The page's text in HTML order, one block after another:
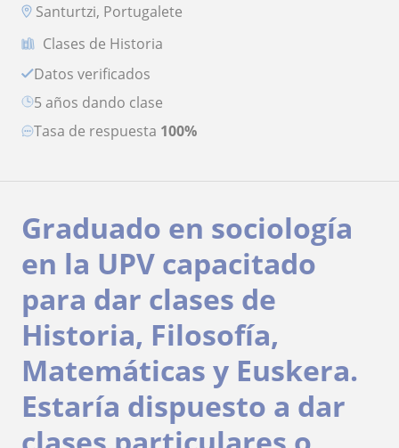
Santurtzi, Portugalete
Clases de Historia
Datos verificados
5 años dando clase
Tasa de respuesta 100%
Graduado en sociología
en la UPV capacitado
para dar clases de
Historia, Filosofía,
Matemáticas y Euskera.
Estaría dispuesto a dar